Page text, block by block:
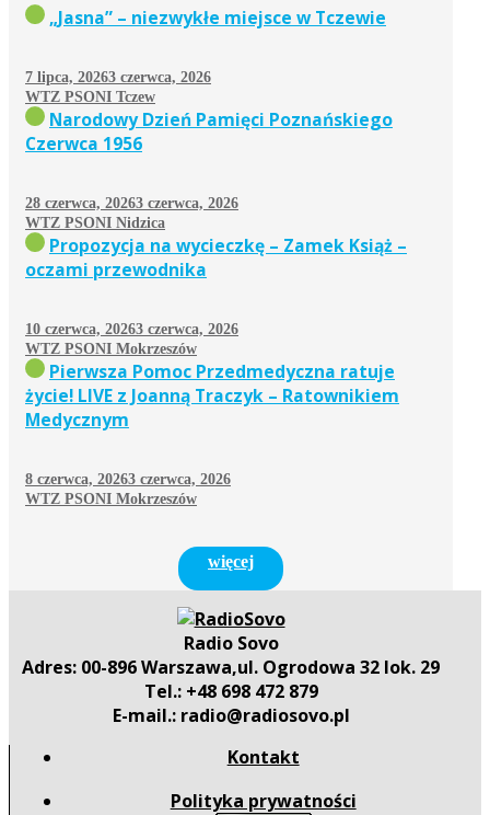
„Jasna” – niezwykłe miejsce w Tczewie
7 lipca, 20263 czerwca, 2026
WTZ PSONI Tczew
Narodowy Dzień Pamięci Poznańskiego
Czerwca 1956
28 czerwca, 20263 czerwca, 2026
WTZ PSONI Nidzica
Propozycja na wycieczkę – Zamek Książ –
oczami przewodnika
10 czerwca, 20263 czerwca, 2026
WTZ PSONI Mokrzeszów
Pierwsza Pomoc Przedmedyczna ratuje
życie! LIVE z Joanną Traczyk – Ratownikiem
Medycznym
8 czerwca, 20263 czerwca, 2026
WTZ PSONI Mokrzeszów
więcej
Radio Sovo
Adres: 00-896 Warszawa,ul. Ogrodowa 32 lok. 29
Tel.: +48 698 472 879
E-mail.: radio@radiosovo.pl
Kontakt
Polityka prywatności